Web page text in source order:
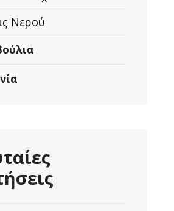
Νερού